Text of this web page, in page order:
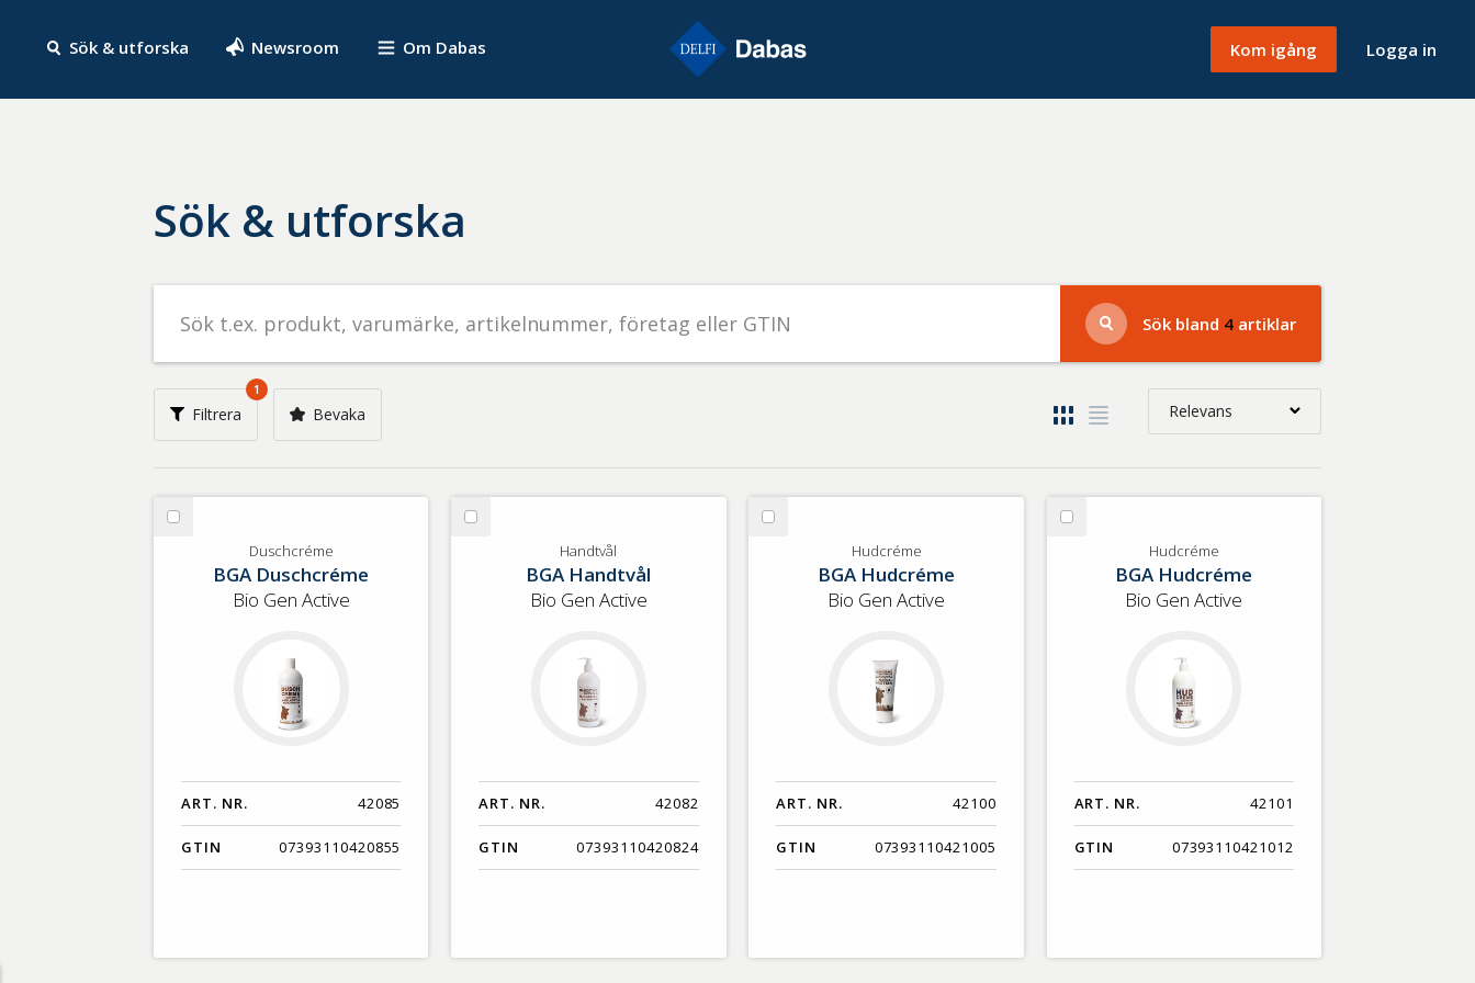
Sök & utforska Newsroom Om Dabas Kom igång Logga in
Sök & utforska
Sök
livsmedel
på
t.ex.
produkt,
varumärke,
GTIN
Sök bland 4 artiklar
Filtrera
1
Bevaka Relevans
Nyaste
Benämning A-Ö
Varumärken A-Ö
Med bild först
Välj
DuschcrémeDuschcréme
BGA Duschcréme
Bio Gen Active
ART. NR. 42085
GTIN 07393110420855
Välj
Handtvål
BGA Handtvål
Bio Gen Active
ART. NR. 42082
GTIN 07393110420824
Välj
Hudcréme
BGA Hudcréme
Bio Gen Active
ART. NR. 42100
GTIN 07393110421005
Välj
Hudcréme
BGA Hudcréme
Bio Gen Active
ART. NR. 42101
GTIN 07393110421012